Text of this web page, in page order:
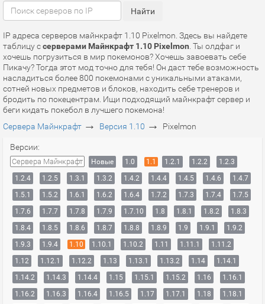
IP адреса серверов майнкрафт 1.10 Pixelmon. Здесь вы найдете
таблицу ссерверами Майнкрафт 1.10 Pixelmon . Ты олдфаг и
хочешь погрузиться в мир покемонов? Хочешь завоевать себе
Пикачу? Тогда этот мод точно для тебя! Он даст тебе возможность
насладиться более 800 покемонами с уникальными атаками,
сотней новых предметов и блоков, находить себе тренеров и
бродить по покецентрам. Ищи подходящий майнкрафт сервер и
беги кидать покебол в лучшего покемона!
Сервера Майнкрафт → Версия 1.10 → Pixelmon
Версии:
Сервера Майнкрафт Новые 1.0 1.1 1.2.1 1.2.2
1.2.3
1.2.4
1.2.5 1.3.1 1.3.2 1.4.2 1.4.4 1.4.5 1.4.6
1.4.7
1.5.1
1.5.2 1.6.1 1.6.2 1.6.4 1.7.2 1.7.3 1.7.4
1.7.5
1.7.6
1.7.7 1.7.8 1.7.9 1.7.10 1.8 1.8.1 1.8.2
1.8.3
1.8.4
1.8.5 1.8.6 1.8.7 1.8.8 1.8.9 1.9 1.9.1
1.9.2
1.9.3
1.9.4 1.10 1.10.1 1.10.2 1.11 1.11.1
1.11.2
1.12
1.12.1 1.12.2 1.13 1.13.1 1.13.2 1.14
1.14.1
1.14.2
1.14.3 1.14.4 1.15 1.15.1 1.15.2 1.16
1.16.1
1.16.2
1.16.3 1.16.4 1.16.5 1.17 1.17.1 1.18
1.18.1